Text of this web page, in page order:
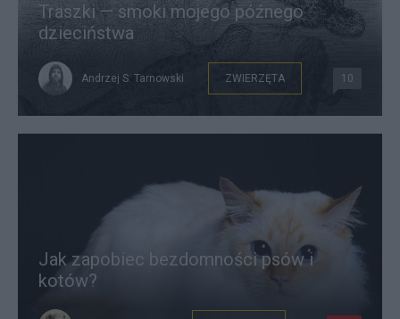
Traszki — smoki mojego późnego
dzieciństwa
Andrzej S. Tarnowski ZWIERZĘTA 10
Jak zapobiec bezdomności psów i
kotów?